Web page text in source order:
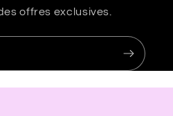
offres exclusives.